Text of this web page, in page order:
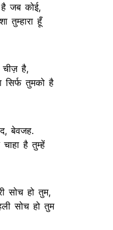
जब कोई,
तुम्हारा हूँ
है,
तुमको है
बेवजह.
है तुम्हें
सोच हो तुम,
सोच हो तुम